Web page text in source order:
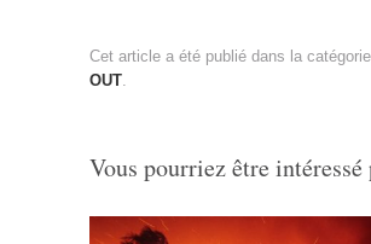
Cet article a été publié dans la catégorie
OUT.
Vous pourriez être intéressé